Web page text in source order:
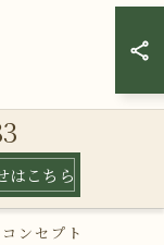
はこちら
コンセプト